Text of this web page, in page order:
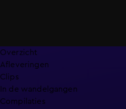
Overzicht
Afleveringen
Clips
In de wandelgangen
Compilaties